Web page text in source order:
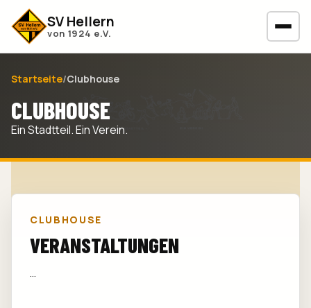
SV Hellern
von 1924 e.V.
Startseite/Clubhouse
CLUBHOUSE
Ein Stadtteil. Ein Verein.
CLUBHOUSE
VERANSTALTUNGEN
...